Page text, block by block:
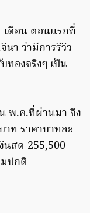
เดือน ตอนแรกที่
นา ว่ามีการรีวิว
ทองจริงๆ เป็น
พ.ค.ที่ผ่านมา จึง
ท ราคาบาทละ
นสด 255,500
ปกติ